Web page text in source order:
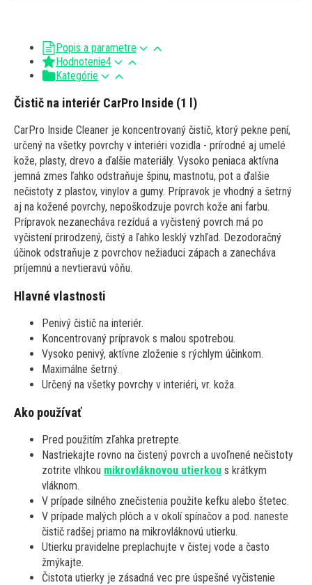
Popis a parametre
Hodnotenie4
Kategórie
Čistič na interiér CarPro Inside (1 l)
CarPro Inside Cleaner je koncentrovaný čistič, ktorý pekne pení,
určený na všetky povrchy v interiéri vozidla - prírodné aj umelé
kože, plasty, drevo a ďalšie materiály. Vysoko peniaca aktívna
jemná zmes ľahko odstraňuje špinu, mastnotu, pot a ďalšie
nečistoty z plastov, vinylov a gumy. Prípravok je vhodný a šetrný
aj na kožené povrchy, nepoškodzuje povrch kože ani farbu.
Prípravok nezanecháva rezíduá a vyčistený povrch má po
vyčistení prirodzený, čistý a ľahko lesklý vzhľad. Dezodoračný
účinok odstraňuje z povrchov nežiaduci zápach a zanecháva
príjemnú a nevtieravú vôňu.
Hlavné vlastnosti
Penivý čistič na interiér.
Koncentrovaný prípravok s malou spotrebou.
Vysoko penivý, aktívne zloženie s rýchlym účinkom.
Maximálne šetrný.
Určený na všetky povrchy v interiéri, vr. koža.
Ako používať
Pred použitím zľahka pretrepte.
Nastriekajte rovno na čistený povrch a uvoľnené nečistoty
zotrite vlhkou mikrovláknovou utierkou s krátkym
vláknom.
V prípade silného znečistenia použite kefku alebo štetec.
V prípade malých plôch a v okolí spínačov a pod. naneste
čistič radšej priamo na mikrovláknovú utierku.
Utierku pravidelne preplachujte v čistej vode a často
žmýkajte.
Čistota utierky je zásadná vec pre úspešné vyčistenie